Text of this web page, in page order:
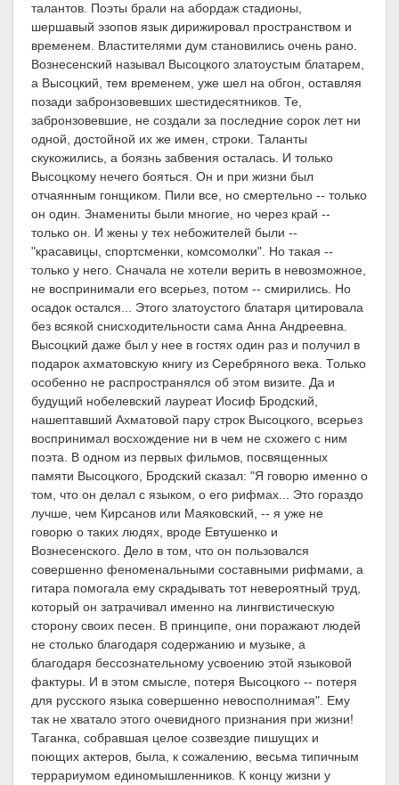
талантов. Поэты брали на абордаж стадионы,
шершавый эзопов язык дирижировал пространством и
временем. Властителями дум становились очень рано.
Вознесенский называл Высоцкого златоустым блатарем,
а Высоцкий, тем временем, уже шел на обгон, оставляя
позади забронзовевших шестидесятников. Те,
забронзовевшие, не создали за последние сорок лет ни
одной, достойной их же имен, строки. Таланты
скукожились, а боязнь забвения осталась. И только
Высоцкому нечего бояться. Он и при жизни был
отчаянным гонщиком. Пили все, но смертельно -- только
он один. Знамениты были многие, но через край --
только он. И жены у тех небожителей были --
"красавицы, спортсменки, комсомолки". Но такая --
только у него. Сначала не хотели верить в невозможное,
не воспринимали его всерьез, потом -- смирились. Но
осадок остался... Этого златоустого блатаря цитировала
без всякой снисходительности сама Анна Андреевна.
Высоцкий даже был у нее в гостях один раз и получил в
подарок ахматовскую книгу из Серебряного века. Только
особенно не распространялся об этом визите. Да и
будущий нобелевский лауреат Иосиф Бродский,
нашептавший Ахматовой пару строк Высоцкого, всерьез
воспринимал восхождение ни в чем не схожего с ним
поэта. В одном из первых фильмов, посвященных
памяти Высоцкого, Бродский сказал: "Я говорю именно о
том, что он делал с языком, о его рифмах... Это гораздо
лучше, чем Кирсанов или Маяковский, -- я уже не
говорю о таких людях, вроде Евтушенко и
Вознесенского. Дело в том, что он пользовался
совершенно феноменальными составными рифмами, а
гитара помогала ему скрадывать тот невероятный труд,
который он затрачивал именно на лингвистическую
сторону своих песен. В принципе, они поражают людей
не столько благодаря содержанию и музыке, а
благодаря бессознательному усвоению этой языковой
фактуры. И в этом смысле, потеря Высоцкого -- потеря
для русского языка совершенно невосполнимая". Ему
так не хватало этого очевидного признания при жизни!
Таганка, собравшая целое созвездие пишущих и
поющих актеров, была, к сожалению, весьма типичным
террариумом единомышленников. К концу жизни у